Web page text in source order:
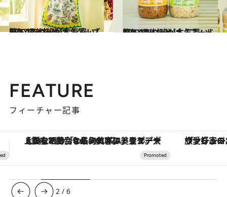
2017.6.10
CREA取材班が本気買いした ハワイみやげ【グッズ篇】
旅＆お出かけ 2017.6.8
CREA取材班が本気買いした ハワイみやげ【フード篇】
旅＆お出かけ
FEATURE
フィーチャー記事
ヴァシュロン・コンスタンタン「オーヴァーシーズ・オートマティック」。旅愛好家のお気に入りコレクションから、ジェンダーレスな新作が登場
3 /6